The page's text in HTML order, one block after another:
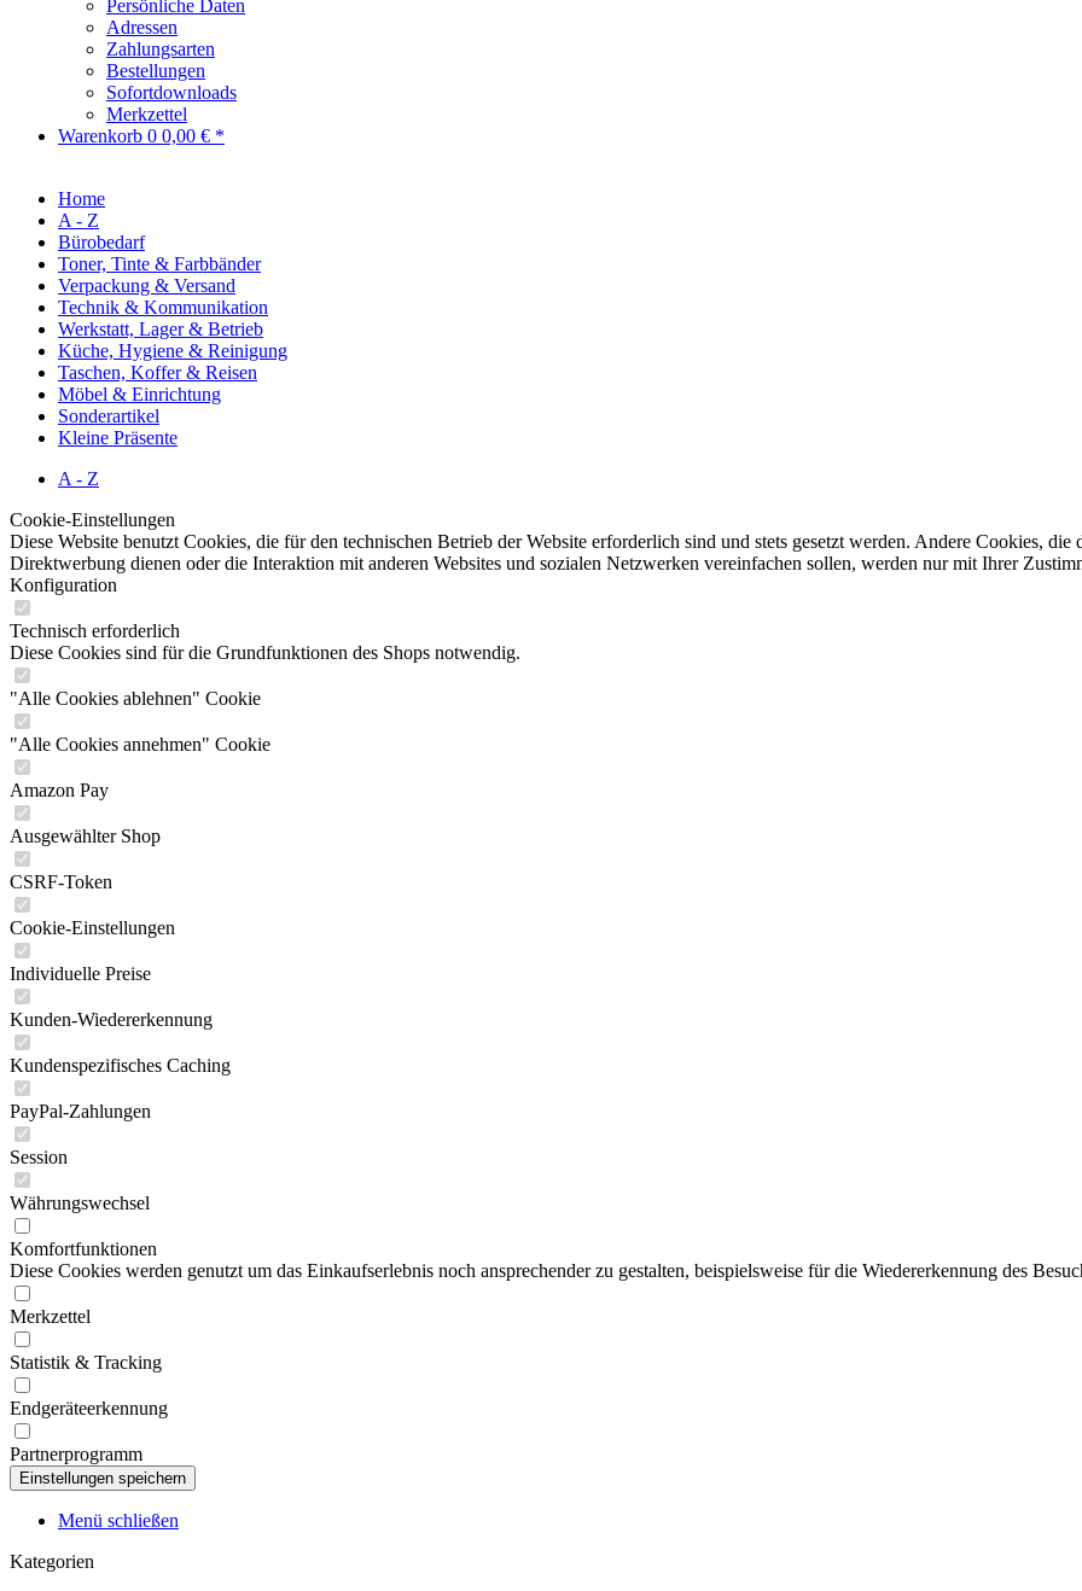
Persönliche Daten
Adressen
Zahlungsarten
Bestellungen
Sofortdownloads
Merkzettel
Warenkorb 0 0,00 € *
Home
A - Z
Bürobedarf
Toner, Tinte & Farbbänder
Verpackung & Versand
Technik & Kommunikation
Werkstatt, Lager & Betrieb
Küche, Hygiene & Reinigung
Taschen, Koffer & Reisen
Möbel & Einrichtung
Sonderartikel
Kleine Präsente
A - Z
Cookie-Einstellungen
Diese Website benutzt Cookies, die für den technischen Betrieb der Website erforderlich sind und stets gesetzt werden. Andere Cookies,
Direktwerbung dienen oder die Interaktion mit anderen Websites und sozialen Netzwerken vereinfachen sollen, werden nur mit Ihrer
Konfiguration
Technisch erforderlich
Diese Cookies sind für die Grundfunktionen des Shops notwendig.
"Alle Cookies ablehnen" Cookie
"Alle Cookies annehmen" Cookie
Amazon Pay
Ausgewählter Shop
CSRF-Token
Cookie-Einstellungen
Individuelle Preise
Kunden-Wiedererkennung
Kundenspezifisches Caching
PayPal-Zahlungen
Session
Währungswechsel
Komfortfunktionen
Diese Cookies werden genutzt um das Einkaufserlebnis noch ansprechender zu gestalten, beispielsweise für die Wiedererkennung des
Merkzettel
Statistik & Tracking
Endgeräteerkennung
Partnerprogramm
Menü schließen
Kategorien